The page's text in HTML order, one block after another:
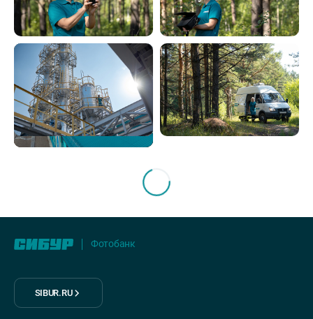
Фотобанк
SIBUR.RU